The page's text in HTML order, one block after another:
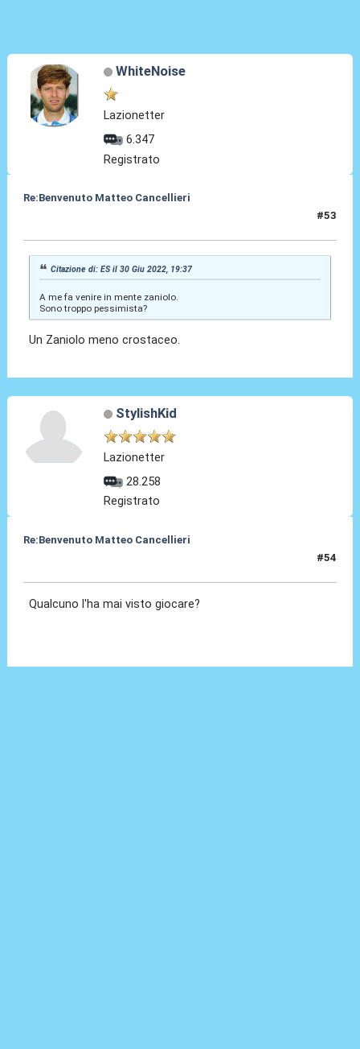
WhiteNoise
Lazionetter
6.347
Registrato
Re:Benvenuto Matteo Cancellieri
#53
Citazione di: ES il 30 Giu 2022, 19:37
A me fa venire in mente zaniolo.
Sono troppo pessimista?
Un Zaniolo meno crostaceo.
StylishKid
Lazionetter
28.258
Registrato
Re:Benvenuto Matteo Cancellieri
#54
Qualcuno l'ha mai visto giocare?